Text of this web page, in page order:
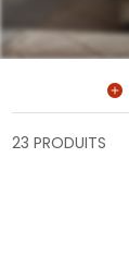
23 PRODUITS